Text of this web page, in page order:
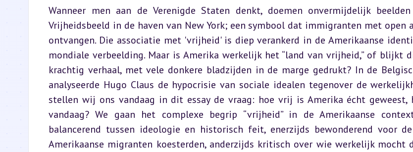
Wanneer men aan de Verenigde Staten denkt, doemen onvermijdelijk
Vrijheidsbeeld in de haven van New York; een symbool dat immigranten met open
ontvangen. Die associatie met 'vrijheid' is diep verankerd in de Amerikaanse
mondiale verbeelding. Maar is Amerika werkelijk het “land van vrijheid,” of blijkt
krachtig verhaal, met vele donkere bladzijden in de marge gedrukt? In de
analyseerde Hugo Claus de hypocrisie van sociale idealen tegenover de
stellen wij ons vandaag in dit essay de vraag: hoe vrij is Amerika écht geweest,
vandaag? We gaan het complexe begrip “vrijheid” in de Amerikaanse
balancerend tussen ideologie en historisch feit, enerzijds bewonderend voor
Amerikaanse migranten koesterden, anderzijds kritisch over wie werkelijk mocht